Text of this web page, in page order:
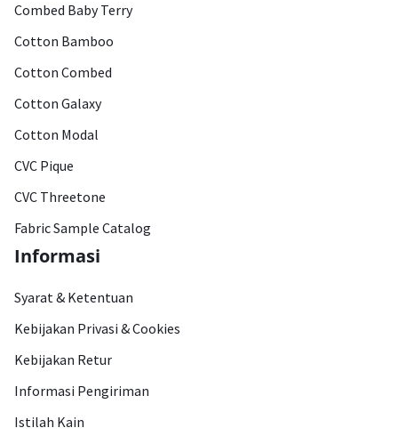
Combed Baby Terry
Cotton Bamboo
Cotton Combed
Cotton Galaxy
Cotton Modal
CVC Pique
CVC Threetone
Fabric Sample Catalog
Informasi
Syarat & Ketentuan
Kebijakan Privasi & Cookies
Kebijakan Retur
Informasi Pengiriman
Istilah Kain